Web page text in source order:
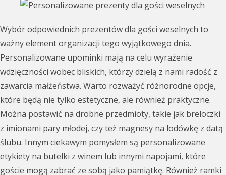
Wybór odpowiednich prezentów dla gości weselnych to
ważny element organizacji tego wyjątkowego dnia.
Personalizowane upominki mają na celu wyrażenie
wdzięczności wobec bliskich, którzy dzielą z nami radość z
zawarcia małżeństwa. Warto rozważyć różnorodne opcje,
które będą nie tylko estetyczne, ale również praktyczne.
Można postawić na drobne przedmioty, takie jak breloczki
z imionami pary młodej, czy też magnesy na lodówkę z datą
ślubu. Innym ciekawym pomysłem są personalizowane
etykiety na butelki z winem lub innymi napojami, które
goście mogą zabrać ze sobą jako pamiątkę. Również ramki